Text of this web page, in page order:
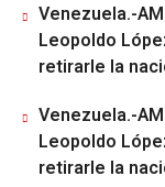
Venezuela.-
Leopoldo
retirarle la
Venezuela.-
Leopoldo
retirarle la